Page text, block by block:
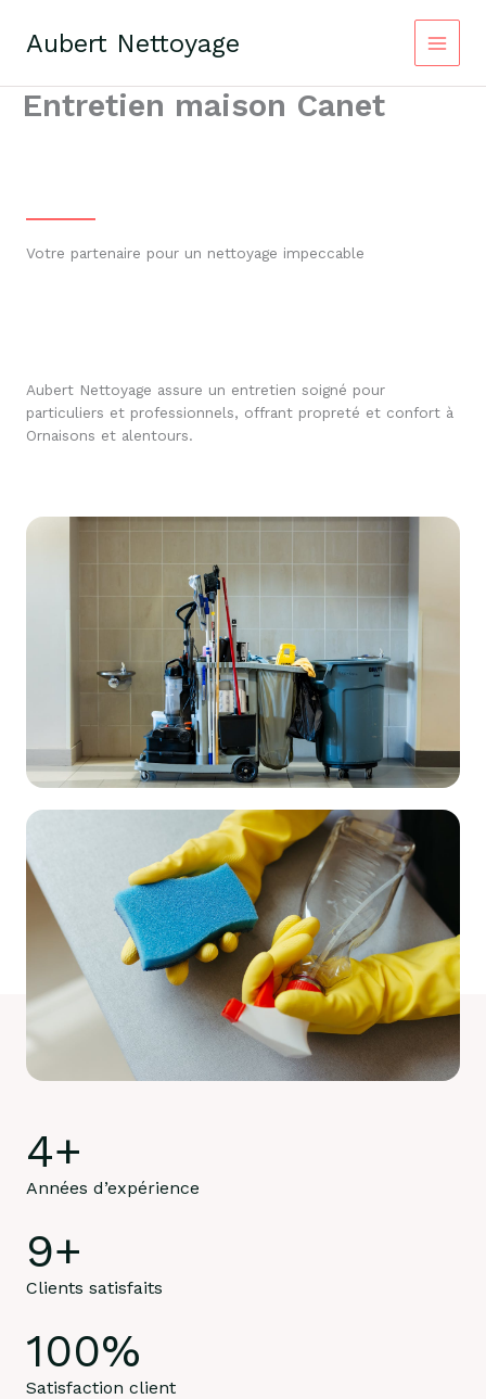
contenuAubert Nettoyage
Entretien maison Canet
Votre partenaire pour un nettoyage impeccable
Aubert Nettoyage assure un entretien soigné pour
particuliers et professionnels, offrant propreté et confort à
Ornaisons et alentours.
4+
Années d’expérience
9+
Clients satisfaits
100%
Satisfaction client